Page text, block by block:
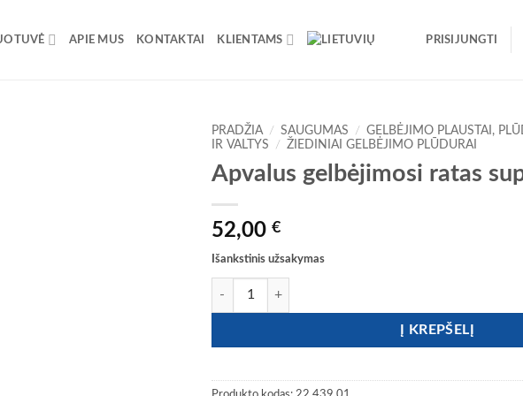
APIE MUS KONTAKTAI KLIENTAMS PRISIJUNGTI
PRADŽIA / SAUGUMAS / GELBĖJIMO PLAUSTAI,
IR VALTYS
/ ŽIEDINIAI GELBĖJIMO PLŪDURAI
Apvalus gelbėjimosi ratas
52,00 €
Išankstinis užsakymas
produkto kiekis: Apvalus gelbėjimosi ratas super compact
Į KREPŠELĮ
Produkto kodas: 22.439.01